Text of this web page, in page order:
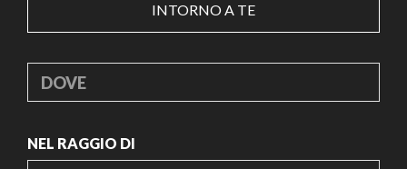
INTORNO A TE
DOVE
NEL RAGGIO DI